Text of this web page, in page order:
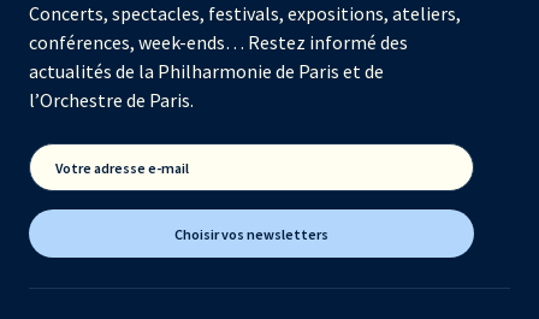
Concerts, spectacles, festivals, expositions, ateliers,
conférences, week-ends… Restez informé des
actualités de la Philharmonie de Paris et de
l’Orchestre de Paris.
Votre adresse e-mail
Choisir vos newsletters